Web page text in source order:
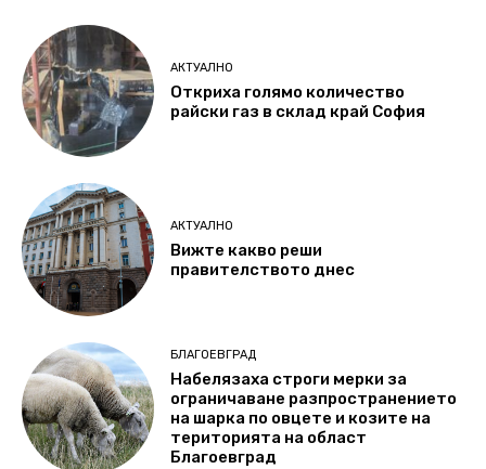
АКТУАЛНО
Откриха голямо количество
райски газ в склад край София
АКТУАЛНО
Вижте какво реши
правителството днес
БЛАГОЕВГРАД
Набелязаха строги мерки за
ограничаване разпространението
на шарка по овцете и козите на
територията на област
Благоевград